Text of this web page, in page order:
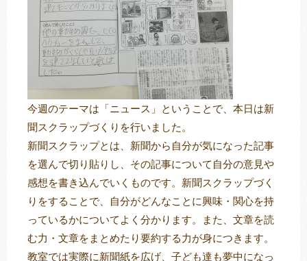
トレキング DIDIM
今週のテーマは「ニュース」ということで、本日は新
聞スクラップづくりを行いました。
新聞スクラップとは、新聞から自分が気になった記事
を選んで切り貼りし、その記事について自分の意見や
感想を書き込んでいくものです。新聞スクラップづく
りをすることで、自分がどんなことに興味・関心を持
っているかについてよく分かります。また、文章を読
む力・文章をまとめたり要約する力が身につきます。
教室では実際に新聞紙を広げ、子ども達も夢中になっ